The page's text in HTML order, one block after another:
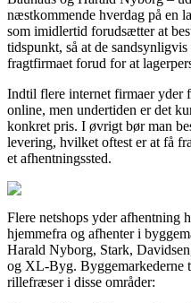
næstkommende hverdag på en
som imidlertid forudsætter at
tidspunkt, så at de
fragtfirmaet forud for at
Indtil flere internet firmaer yder
online, men undertiden er det
konkret pris. I øvrigt bør man
levering, hvilket oftest er at få
et afhentningssted.
Flere netshops yder
hjemmefra og afhenter i
Harald Nyborg, Stark,
og XL-Byg. Byggemarkederne
rillefræser i disse områder: